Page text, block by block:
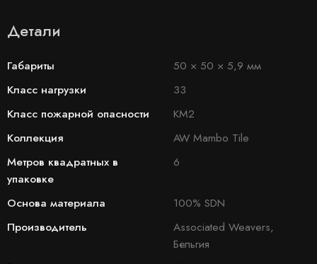
Детали
Габариты
50 × 50 × 5,9 мм
Класс нагрузки
33
Класс пожарной опасности
КМ2
Коллекция
AW Mambo Tile
Метров квадратных в
упаковке
6
Основа материала
100% SDN
Производитель
Associated Weavers,
Бельгия